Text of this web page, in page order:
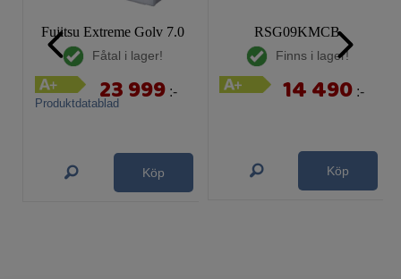
Fujitsu Extreme Golv 7.0
Fåtal i lager!
Produktdatablad23 999 :-
Köp
RSG09KMCB
Finns i lager!
14 490 :-
Köp